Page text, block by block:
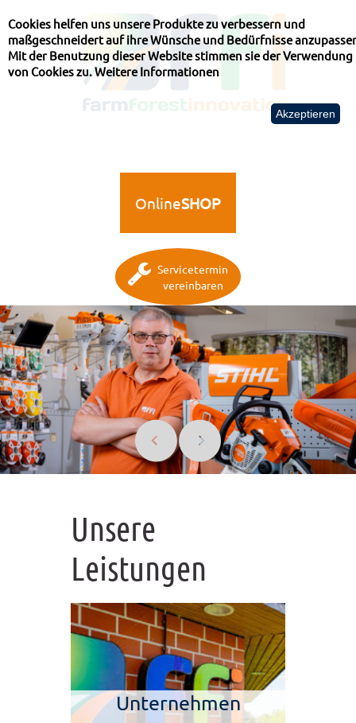
Cookies helfen uns unsere Produkte zu verbessern und
maßgeschneidert auf ihre Wünsche und Bedürfnisse
Mit der Benutzung dieser Website stimmen sie der Verwendung
von Cookies zu.Weitere Informationen
Akzeptieren
OnlineSHOP
Servicetermin
vereinbaren
Unsere
Leistungen
Unternehmen